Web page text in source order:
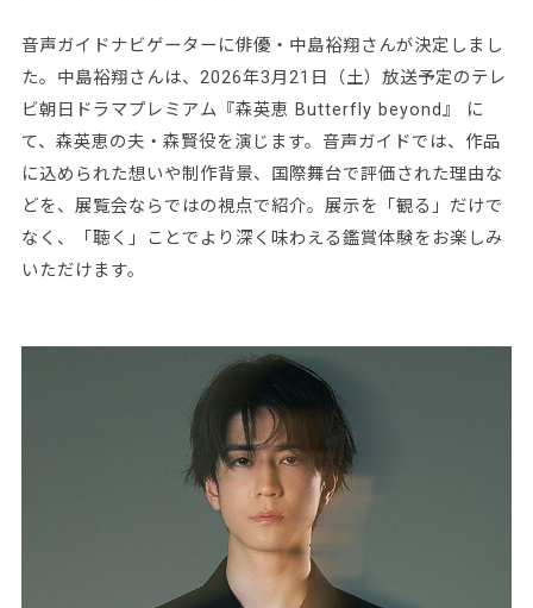
音声ガイドナビゲーターに俳優・中島裕翔さんが決定しまし
た。中島裕翔さんは、2026年3月21日（土）放送予定のテレ
ビ朝日ドラマプレミアム『森英恵 Butterfly beyond』 に
て、森英恵の夫・森賢役を演じます。音声ガイドでは、作品
に込められた想いや制作背景、国際舞台で評価された理由な
どを、展覧会ならではの視点で紹介。展示を「観る」だけで
なく、「聴く」ことでより深く味わえる鑑賞体験をお楽しみ
いただけます。